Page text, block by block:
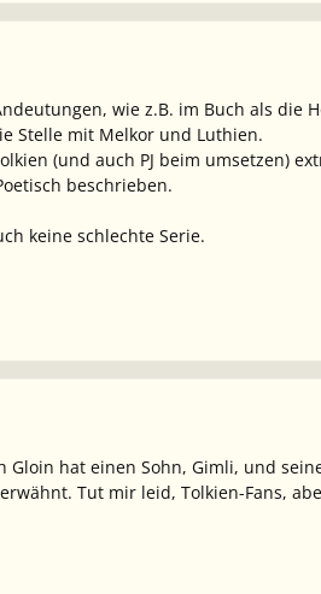
wie z.B. im Buch als die
Stelle mit Melkor und Luthien.
(und auch PJ beim umsetzen)
beschrieben.
keine schlechte Serie.
hat einen Sohn, Gimli, und
Tut mir leid, Tolkien-Fans,